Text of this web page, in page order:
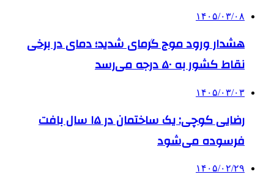
۱۴۰۵/۰۳/۰۸
هشدار ورود موج گرمای شدید؛ دمای در برخی
نقاط کشور به ۵۰ درجه می‌رسد
۱۴۰۵/۰۳/۰۳
رضایی کوچی: یک ساختمان در ۱۵ سال بافت
فرسوده می‌شود
۱۴۰۵/۰۲/۲۹